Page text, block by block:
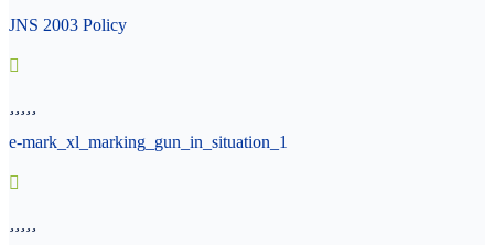
JNS 2003 Policy
e-mark_xl_marking_gun_in_situation_1